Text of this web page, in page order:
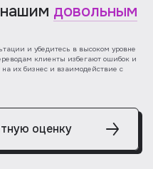
довольным
и убедитесь в высоком уровне
клиенты избегают ошибок и
их бизнес и взаимодействие с
оценку